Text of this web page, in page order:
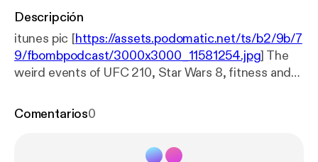
Descripción
itunes pic [https://assets.podomatic.net/ts/b2/9b/7
9/fbombpodcast/3000x3000_11581254.jpg] The
weird events of UFC 210, Star Wars 8, fitness and
Comentarios0